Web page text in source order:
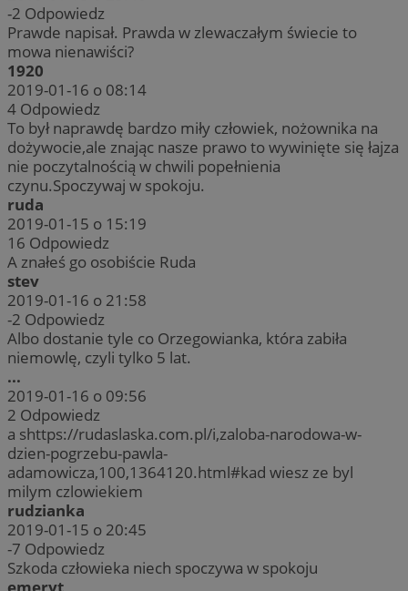
-2 Odpowiedz
Prawde napisał. Prawda w zlewaczałym świecie to
mowa nienawiści?
1920
2019-01-16 o 08:14
4 Odpowiedz
To był naprawdę bardzo miły człowiek, nożownika na
dożywocie,ale znając nasze prawo to wywinięte się łajza
nie poczytalnością w chwili popełnienia
czynu.Spoczywaj w spokoju.
ruda
2019-01-15 o 15:19
16 Odpowiedz
A znałeś go osobiście Ruda
stev
2019-01-16 o 21:58
-2 Odpowiedz
Albo dostanie tyle co Orzegowianka, która zabiła
niemowlę, czyli tylko 5 lat.
...
2019-01-16 o 09:56
2 Odpowiedz
a shttps://rudaslaska.com.pl/i,zaloba-narodowa-w-
dzien-pogrzebu-pawla-
adamowicza,100,1364120.html#kad wiesz ze byl
milym czlowiekiem
rudzianka
2019-01-15 o 20:45
-7 Odpowiedz
Szkoda człowieka niech spoczywa w spokoju